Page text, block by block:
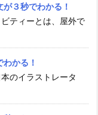
が３秒でわかる！
ティーとは、屋外で
かる！
のイラストレータ